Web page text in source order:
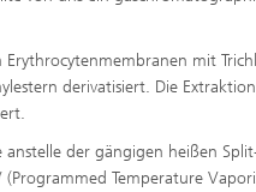
mit
derivatisiert. Die
der gängigen heißen
Temperature